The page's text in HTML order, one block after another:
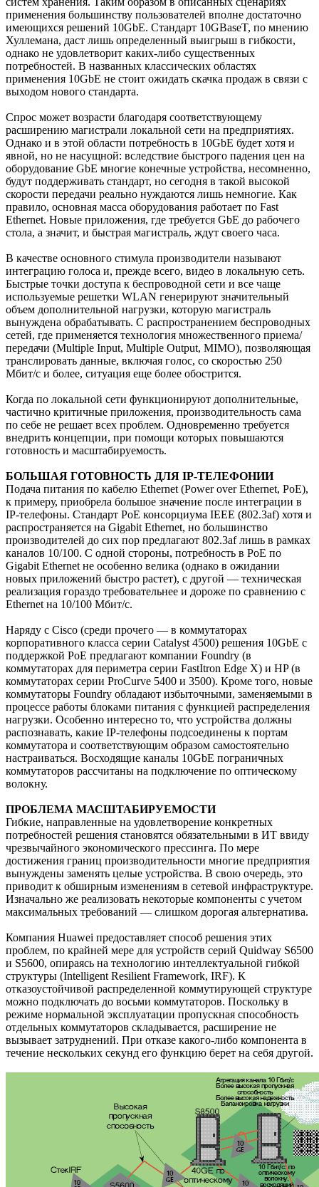
применения большинству пользователей вполне достаточно
имеющихся решений 10GbE. Стандарт 10GBaseT, по мнению
Хуллемана, даст лишь определенный выигрыш в гибкости,
однако не удовлетворит каких-либо существенных
потребностей. В названных классических областях
применения 10GbE не стоит ожидать скачка продаж в связи с
выходом нового стандарта.
Спрос может возрасти благодаря соответствующему
расширению магистрали локальной сети на предприятиях.
Однако и в этой области потребность в 10GbE будет хотя и
явной, но не насущной: вследствие быстрого падения цен на
оборудование GbE многие конечные устройства, несомненно,
будут поддерживать стандарт, но сегодня в такой высокой
скорости передачи реально нуждаются лишь немногие. Как
правило, основная масса оборудования работает по Fast
Ethernet. Новые приложения, где требуется GbE до рабочего
стола, а значит, и быстрая магистраль, ждут своего часа.
В качестве основного стимула производители называют
интеграцию голоса и, прежде всего, видео в локальную сеть.
Быстрые точки доступа к беспроводной сети и все чаще
используемые решетки WLAN генерируют значительный
объем дополнительной нагрузки, которую магистраль
вынуждена обрабатывать. С распространением беспроводных
сетей, где применяется технология множественного приема/
передачи (Multiple Input, Multiple Output, MIMO), позволяющая
транслировать данные, включая голос, со скоростью 250
Мбит/с и более, ситуация еще более обострится.
Когда по локальной сети функционируют дополнительные,
частично критичные приложения, производительность сама
по себе не решает всех проблем. Одновременно требуется
внедрить концепции, при помощи которых повышаются
готовность и масштабируемость.
БОЛЬШАЯ ГОТОВНОСТЬ ДЛЯ IP-ТЕЛЕФОНИИ
Подача питания по кабелю Ethernet (Power over Ethernet, PoE),
к примеру, приобрела большое значение после интеграции в
IP-телефоны. Стандарт PoE консорциума IEEE (802.3af) хотя и
распространяется на Gigabit Ethernet, но большинство
производителей до сих пор предлагают 802.3af лишь в рамках
каналов 10/100. С одной стороны, потребность в PoE по
Gigabit Ethernet не особенно велика (однако в ожидании
новых приложений быстро растет), с другой — техническая
реализация гораздо требовательнее и дороже по сравнению с
Ethernet на 10/100 Мбит/с.
Наряду с Cisco (среди прочего — в коммутаторах
корпоративного класса серии Catalyst 4500) решения 10GbE с
поддержкой PoE предлагают компании Foundry (в
коммутаторах для периметра серии FastItron Edge X) и HP (в
коммутаторах серии ProCurve 5400 и 3500). Кроме того, новые
коммутаторы Foundry обладают избыточными, заменяемыми в
процессе работы блоками питания с функцией распределения
нагрузки. Особенно интересно то, что устройства должны
распознавать, какие IP-телефоны подсоединены к портам
коммутатора и соответствующим образом самостоятельно
настраиваться. Восходящие каналы 10GbE пограничных
коммутаторов рассчитаны на подключение по оптическому
волокну.
ПРОБЛЕМА МАСШТАБИРУЕМОСТИ
Гибкие, направленные на удовлетворение конкретных
потребностей решения становятся обязательными в ИТ ввиду
чрезвычайного экономического прессинга. По мере
достижения границ производительности многие предприятия
вынуждены заменять целые устройства. В свою очередь, это
приводит к обширным изменениям в сетевой инфраструктуре.
Изначально же реализовать некоторые компоненты с учетом
максимальных требований — слишком дорогая альтернатива.
Компания Huawei предоставляет способ решения этих
проблем, по крайней мере для устройств серий Quidway S6500
и S5600, опираясь на технологию интеллектуальной гибкой
структуры (Intelligent Resilient Framework, IRF). К
отказоустойчивой распределенной коммутирующей структуре
можно подключать до восьми коммутаторов. Поскольку в
режиме нормальной эксплуатации пропускная способность
отдельных коммутаторов складывается, расширение не
вызывает затруднений. При отказе какого-либо компонента в
течение нескольких секунд его функцию берет на себя другой.